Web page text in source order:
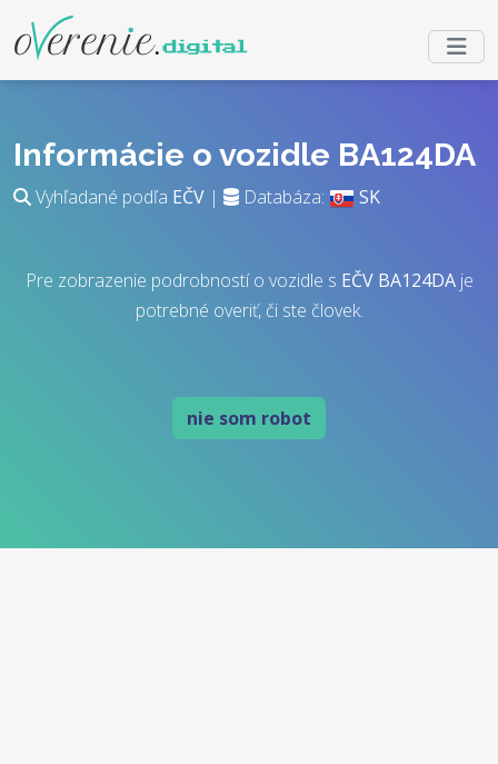
Informácie o vozidle BA124DA
Vyhľadané podľa EČV | Databáza: SK
Pre zobrazenie podrobností o vozidle s EČV BA124DAje
potrebné overiť, či ste človek.
nie som robot